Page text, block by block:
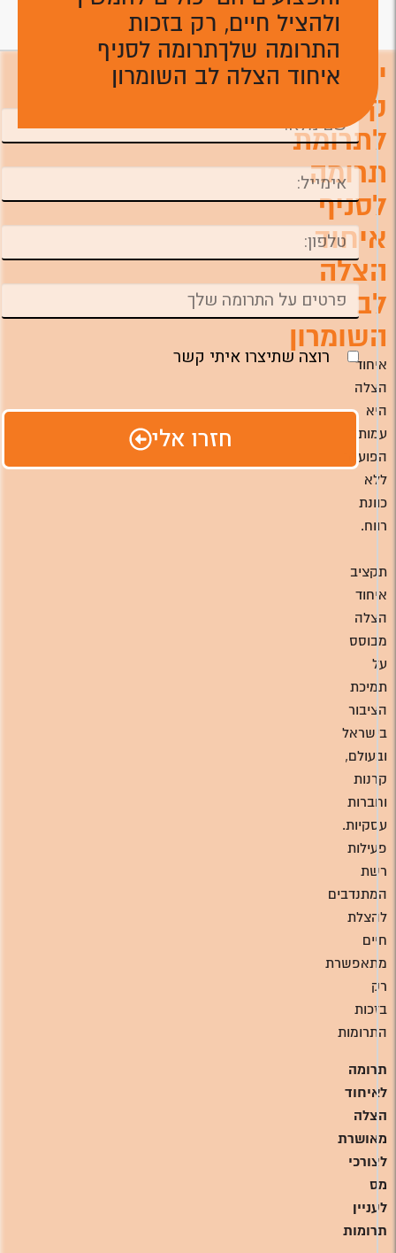
ולהציל חיים, רק בזכות
התרומה שלךתרומה לסניף
איחוד הצלה לב השומרוןיצירת
קשר
לתרומת
תרומה
לסניף
איחוד
הצלה
לב
השומרון
איחוד
הצלה
היא
עמותה
הפועלת
ללא
כוונת
רווח.
תקציב
איחוד
הצלה
מבוסס
על
תמיכת
הציבור
בישראל
ובעולם,
קרנות
וחברות
עסקיות.
פעילות
רשת
המתנדבים
להצלת
חיים
מתאפשרת
רק
בזכות
התרומות
תרומה
לאיחוד
הצלה
מאושרת
לצורכי
מס
לעניין
תרומות
השאירו פרטים ונחזור אליכם טלפונית לביצוע
רוצה שתיצרו איתי קשר
חזרו אלי